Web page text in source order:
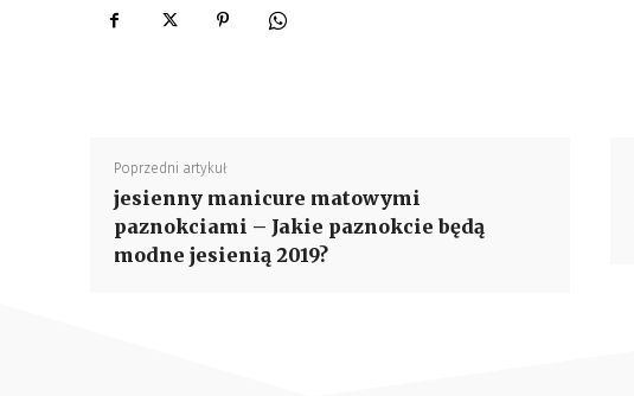
Poprzedni artykuł
jesienny manicure matowymi
paznokciami – Jakie paznokcie będą
modne jesienią 2019?